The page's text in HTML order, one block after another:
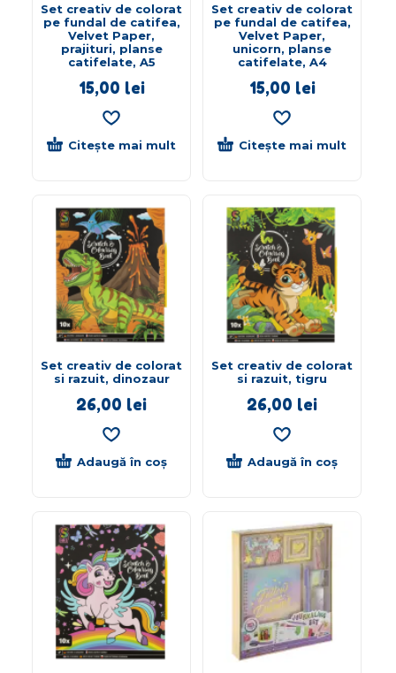
Set creativ de colorat
pe fundal de catifea,
Velvet Paper,
prajituri, planse
catifelate, A5
15,00 lei
Citește mai mult
Set creativ de colorat
pe fundal de catifea,
Velvet Paper,
unicorn, planse
catifelate, A4
15,00 lei
Citește mai mult
Set creativ de colorat
si razuit, dinozaur
26,00 lei
Adaugă în coș
Set creativ de colorat
si razuit, tigru
26,00 lei
Adaugă în coș